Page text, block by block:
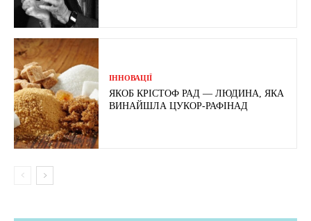
ІННОВАЦІЇ
ЯКОБ КРІСТОФ РАД — ЛЮДИНА, ЯКА
ВИНАЙШЛА ЦУКОР-РАФІНАД